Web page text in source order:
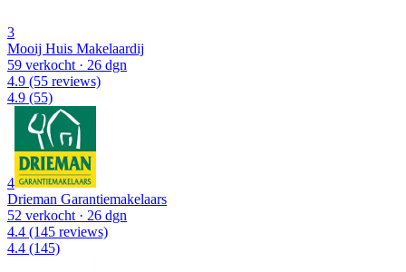
3
Mooij Huis Makelaardij
59 verkocht· 26 dgn
4.9 (55 reviews)
4.9 (55)
4
Drieman Garantiemakelaars
52 verkocht· 26 dgn
4.4 (145 reviews)
4.4 (145)